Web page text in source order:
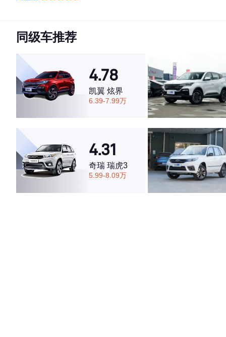
·空间表现较为优秀，优于100%同级车
同级车推荐
4.78
凯翼 炫界
6.39-7.99万
4.31
奇瑞 瑞虎3
5.99-8.09万